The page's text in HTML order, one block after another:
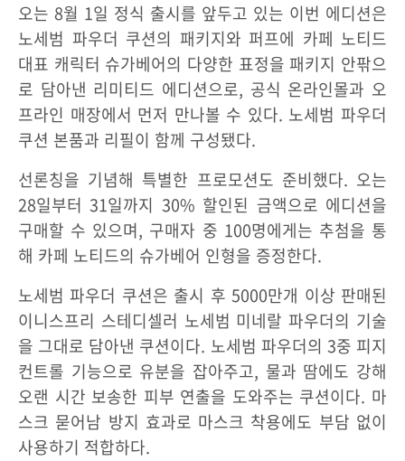
오는 8월 1일 정식 출시를 앞두고 있는 이번 에디션은
노세범 파우더 쿠션의 패키지와 퍼프에 카페 노티드
대표 캐릭터 슈가베어의 다양한 표정을 패키지 안팎으
로 담아낸 리미티드 에디션으로, 공식 온라인몰과 오
프라인 매장에서 먼저 만나볼 수 있다. 노세범 파우더
쿠션 본품과 리필이 함께 구성됐다.
선론칭을 기념해 특별한 프로모션도 준비했다. 오는
28일부터 31일까지 30% 할인된 금액으로 에디션을
구매할 수 있으며, 구매자 중 100명에게는 추첨을 통
해 카페 노티드의 슈가베어 인형을 증정한다.
노세범 파우더 쿠션은 출시 후 5000만개 이상 판매된
이니스프리 스테디셀러 노세범 미네랄 파우더의 기술
을 그대로 담아낸 쿠션이다. 노세범 파우더의 3중 피지
컨트롤 기능으로 유분을 잡아주고, 물과 땀에도 강해
오랜 시간 보송한 피부 연출을 도와주는 쿠션이다. 마
스크 묻어남 방지 효과로 마스크 착용에도 부담 없이
사용하기 적합하다.